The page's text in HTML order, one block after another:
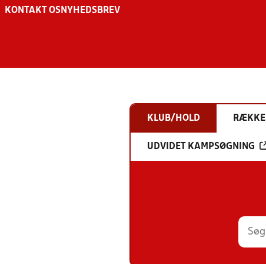
KONTAKT OS NYHEDSBREV
KLUB/HOLD RÆKKE
UDVIDET KAMPSØGNING